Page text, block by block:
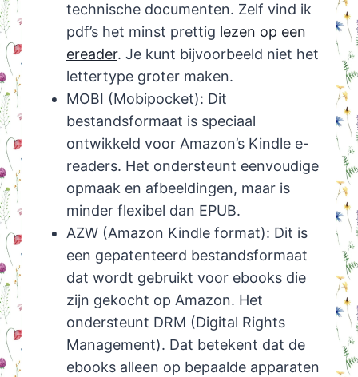
technische documenten. Zelf vind ik
pdf’s het minst prettig lezen op een
ereader. Je kunt bijvoorbeeld niet het
lettertype groter maken.
MOBI (Mobipocket): Dit
bestandsformaat is speciaal
ontwikkeld voor Amazon’s Kindle e-
readers. Het ondersteunt eenvoudige
opmaak en afbeeldingen, maar is
minder flexibel dan EPUB.
AZW (Amazon Kindle format): Dit is
een gepatenteerd bestandsformaat
dat wordt gebruikt voor ebooks die
zijn gekocht op Amazon. Het
ondersteunt DRM (Digital Rights
Management). Dat betekent dat de
ebooks alleen op bepaalde apparaten